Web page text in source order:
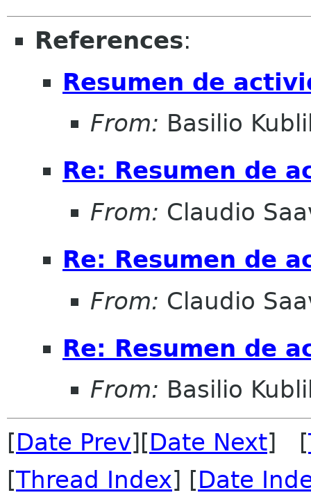
References:
Resumen de
From: Basilio
Re: Resumen de
From: Claudio
Re: Resumen de
From: Claudio
Re: Resumen de
From: Basilio
[Date Prev][Date Next] [
[Thread Index] [Date